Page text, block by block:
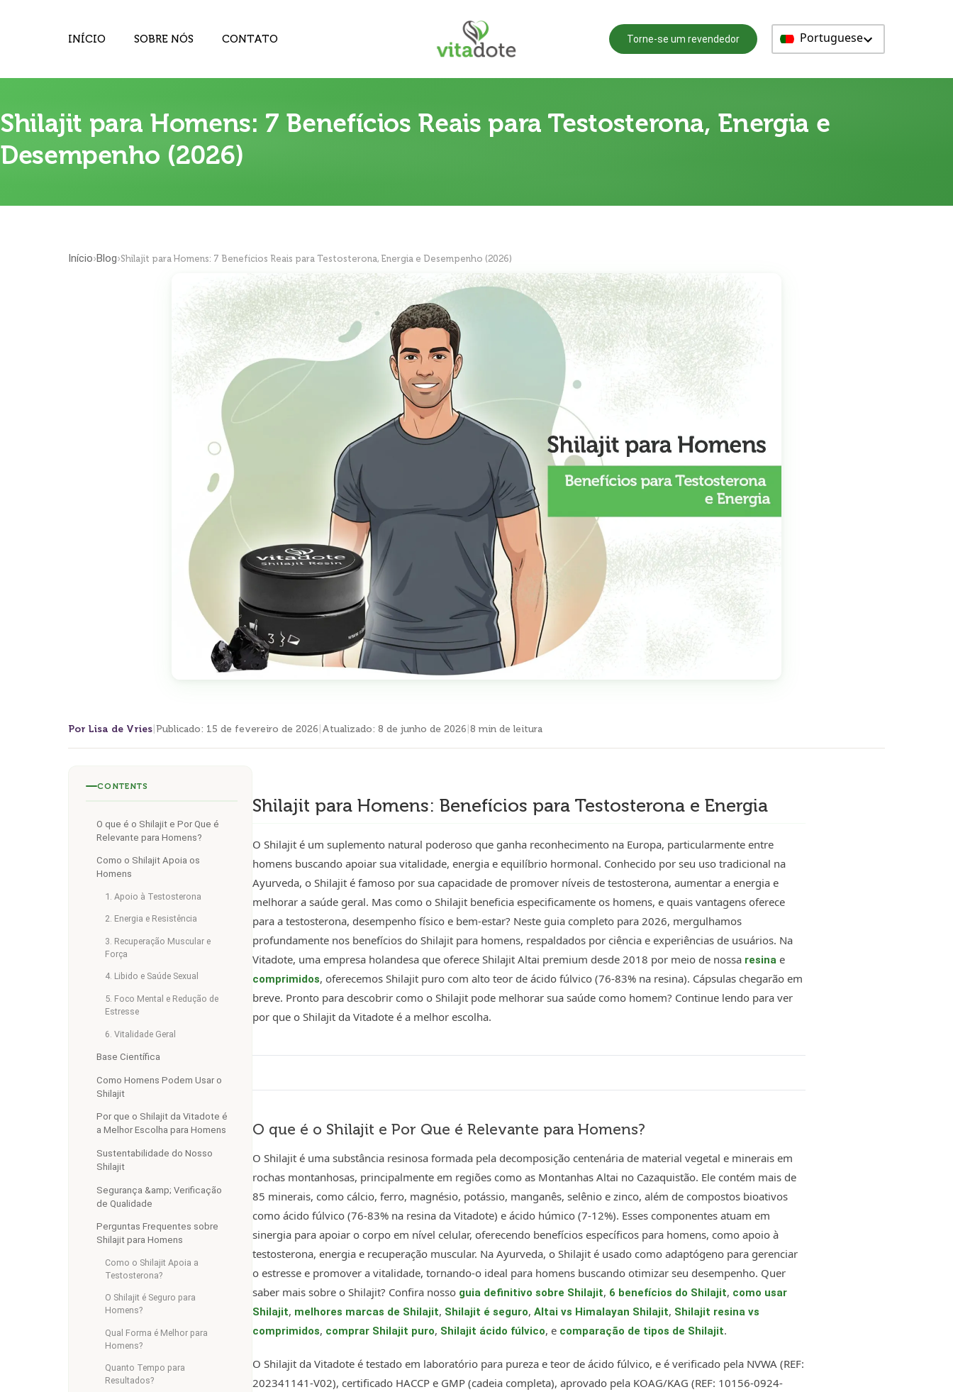
INÍCIO SOBRE NÓS CONTATO Torne-se um revendedor Portuguese
Shilajit para Homens: 7 Benefícios Reais para Testosterona, Energia e
Desempenho (2026)
Início›Blog›Shilajit para Homens: 7 Benefícios Reais para Testosterona, Energia e Desempenho (2026)
Por Lisa de Vries Publicado: 15 de fevereiro de 2026 Atualizado: 8 de junho de 2026 8 min de leitura
CONTENTS
O que é o Shilajit e Por Que é
Relevante para Homens?
Como o Shilajit Apoia os
Homens
1. Apoio à Testosterona
2. Energia e Resistência
3. Recuperação Muscular e
Força
4. Libido e Saúde Sexual
5. Foco Mental e Redução de
Estresse
6. Vitalidade Geral
Base Científica
Como Homens Podem Usar o
Shilajit
Por que o Shilajit da Vitadote é
a Melhor Escolha para Homens
Sustentabilidade do Nosso
Shilajit
Segurança &amp; Verificação
de Qualidade
Perguntas Frequentes sobre
Shilajit para Homens
Como o Shilajit Apoia a
Testosterona?
O Shilajit é Seguro para
Homens?
Qual Forma é Melhor para
Homens?
Quanto Tempo para
Resultados?
Shilajit para Homens: Benefícios para Testosterona e Energia
O Shilajit é um suplemento natural poderoso que ganha reconhecimento na Europa, particularmente entre
homens buscando apoiar sua vitalidade, energia e equilíbrio hormonal. Conhecido por seu uso tradicional na
Ayurveda, o Shilajit é famoso por sua capacidade de promover níveis de testosterona, aumentar a energia e
melhorar a saúde geral. Mas como o Shilajit beneficia especificamente os homens, e quais vantagens oferece
para a testosterona, desempenho físico e bem-estar? Neste guia completo para 2026, mergulhamos
profundamente nos benefícios do Shilajit para homens, respaldados por ciência e experiências de usuários. Na
Vitadote, uma empresa holandesa que oferece Shilajit Altai premium desde 2018 por meio de nossa resina e
comprimidos, oferecemos Shilajit puro com alto teor de ácido fúlvico (76-83% na resina). Cápsulas chegarão em
breve. Pronto para descobrir como o Shilajit pode melhorar sua saúde como homem? Continue lendo para ver
por que o Shilajit da Vitadote é a melhor escolha.
O que é o Shilajit e Por Que é Relevante para Homens?
O Shilajit é uma substância resinosa formada pela decomposição centenária de material vegetal e minerais em
rochas montanhosas, principalmente em regiões como as Montanhas Altai no Cazaquistão. Ele contém mais de
85 minerais, como cálcio, ferro, magnésio, potássio, manganês, selênio e zinco, além de compostos bioativos
como ácido fúlvico (76-83% na resina da Vitadote) e ácido húmico (7-12%). Esses componentes atuam em
sinergia para apoiar o corpo em nível celular, oferecendo benefícios específicos para homens, como apoio à
testosterona, energia e recuperação muscular. Na Ayurveda, o Shilajit é usado como adaptógeno para gerenciar
o estresse e promover a vitalidade, tornando-o ideal para homens buscando otimizar seu desempenho. Quer
saber mais sobre o Shilajit? Confira nosso guia definitivo sobre Shilajit, 6 benefícios do Shilajit, como usar
Shilajit, melhores marcas de Shilajit, Shilajit é seguro, Altai vs Himalayan Shilajit, Shilajit resina vs
comprimidos, comprar Shilajit puro, Shilajit ácido fúlvico, e comparação de tipos de Shilajit.
O Shilajit da Vitadote é testado em laboratório para pureza e teor de ácido fúlvico, e é verificado pela NVWA (REF:
202341141-V02), certificado HACCP e GMP (cadeia completa), aprovado pela KOAG/KAG (REF: 10156-0924-